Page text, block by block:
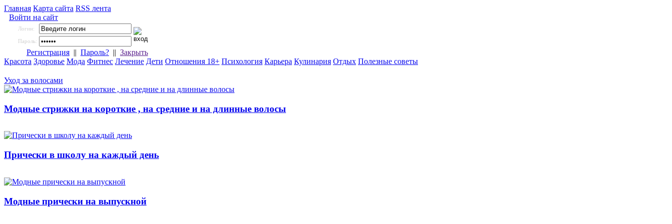
Главная Карта сайта RSS лента
Войти на сайт
Логин:
Пароль:
Регистрация || Пароль? || Закрыть
Красота Здоровье Мода Фитнес Лечение Дети Отношения 18+ Психология Карьера Кулинария Отдых Полезные советы
Уход за волосами
Модные стрижки на короткие , на средние и на длинные волосы
Прически в школу на каждый день
Модные прически на выпускной